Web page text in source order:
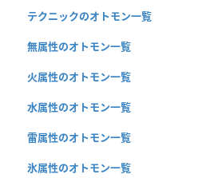
テクニックのオトモン一覧
無属性のオトモン一覧
火属性のオトモン一覧
水属性のオトモン一覧
雷属性のオトモン一覧
氷属性のオトモン一覧